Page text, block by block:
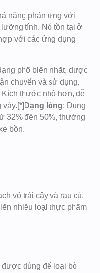
năng phản ứng với
lưỡng tính. Nó tồn tại ở
với các ứng dụng
phổ biến nhất, được
chuyển và sử dụng.
Kích thước nhỏ hơn, dễ
Dạng lỏng: Dung
32% đến 50%, thường
bồn.
vỏ trái cây và rau củ,
nhiều loại thực phẩm
được dùng để loại bỏ